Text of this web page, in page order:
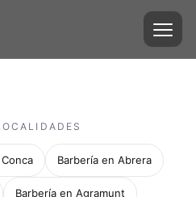
Barbería en Abrera
Barbería en Agramunt